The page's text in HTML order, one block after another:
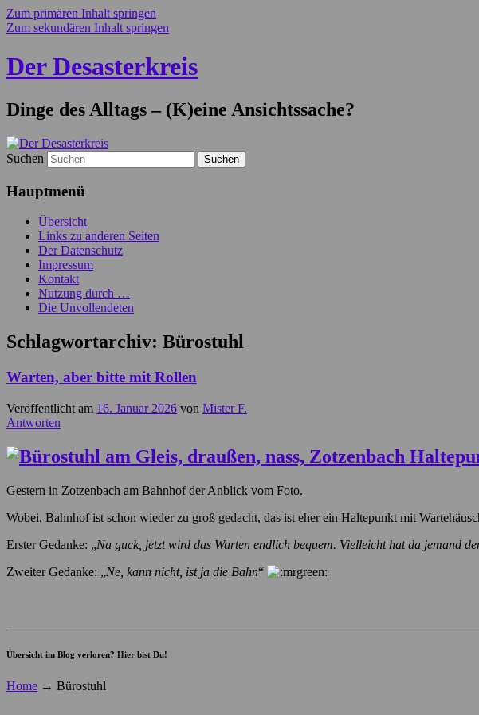
Zum primären Inhalt springen
Zum sekundären Inhalt springen
Der Desasterkreis
Dinge des Alltags – (K)eine Ansichtssache?
Suchen
Hauptmenü
Übersicht
Links zu anderen Seiten
Der Datenschutz
Impressum
Kontakt
Nutzung durch …
Die Unvollendeten
Schlagwortarchiv: Bürostuhl
Warten, aber bitte mit Rollen
Veröffentlicht am 16. Januar 2026 von Mister F.
Antworten
Gestern in Zotzenbach am Bahnhof der Anblick vom Foto.
Wobei, Bahnhof ist schon wieder zu groß gedacht, das ist eher ein Haltepunkt mit
Erster Gedanke: „Na guck, jetzt wird das Warten endlich bequem. Vielleicht hat da jemand
Zweiter Gedanke: „Ne, kann nicht, ist ja die Bahn“
Übersicht im Blog verloren? Hier bist Du!
Home → Bürostuhl